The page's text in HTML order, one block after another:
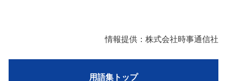
情報提供：株式会社時事通信社
用語集トップ